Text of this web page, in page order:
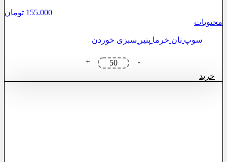
155.000 تومان
محتویات
سوپ نان خرما پنیر سبزی خوردن
-
پک
افطار
+
خرید